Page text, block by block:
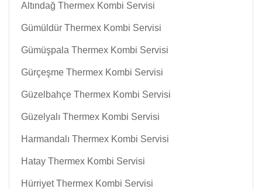
Altındağ Thermex Kombi Servisi
Gümüldür Thermex Kombi Servisi
Gümüşpala Thermex Kombi Servisi
Gürçeşme Thermex Kombi Servisi
Güzelbahçe Thermex Kombi Servisi
Güzelyalı Thermex Kombi Servisi
Harmandalı Thermex Kombi Servisi
Hatay Thermex Kombi Servisi
Hürriyet Thermex Kombi Servisi